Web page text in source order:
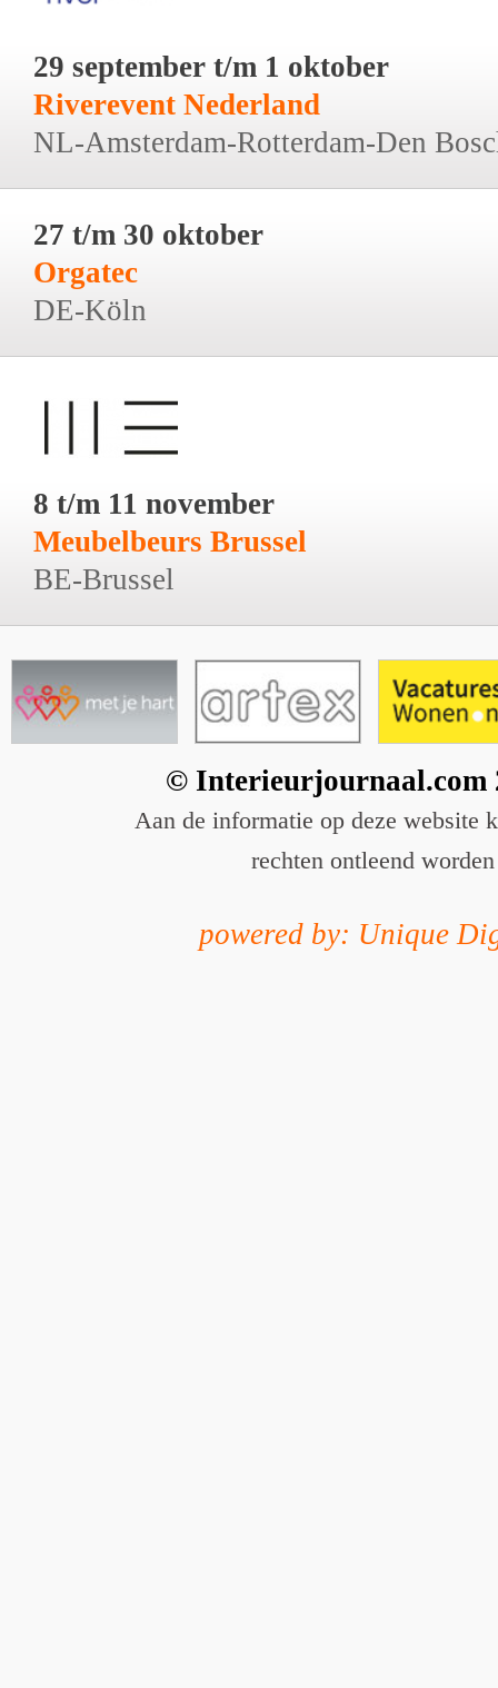
29 september t/m 1 oktober
Riverevent Nederland
NL-Amsterdam-Rotterdam-Den
27 t/m 30 oktober
Orgatec
DE-Köln
8 t/m 11 november
Meubelbeurs Brussel
BE-Brussel
© Interieurjournaal.com
Aan de informatie op deze website
rechten ontleend worden
powered by: Unique